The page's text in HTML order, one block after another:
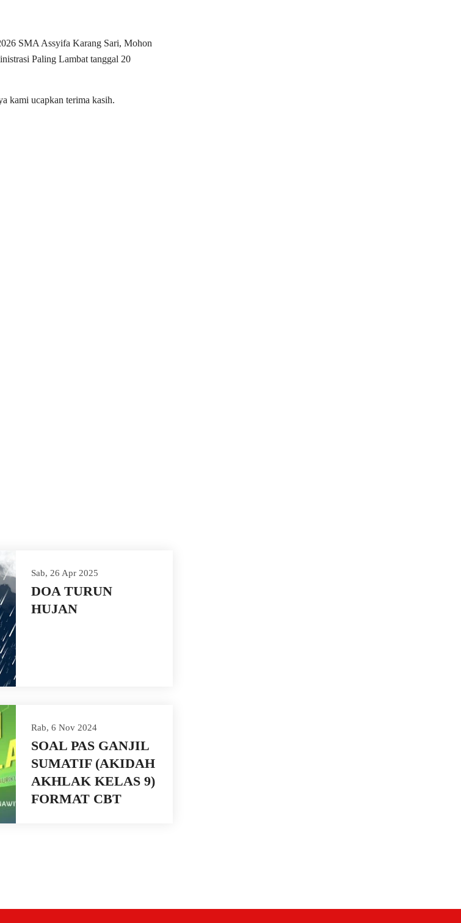
SMA Assyifa Karang Sari, Mohon
Paling Lambat tanggal 20
kami ucapkan terima kasih.
Sab, 26 Apr 2025
DOA TURUN
HUJAN
Rab, 6 Nov 2024
SOAL PAS GANJIL
SUMATIF (AKIDAH
AKHLAK KELAS 9)
FORMAT CBT